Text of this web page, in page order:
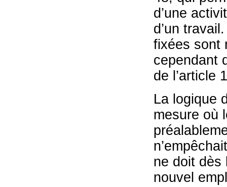
d’une
d’un
fixées sont
cependant
de l’article
La logique
mesure où
ne doit dès
nouvel